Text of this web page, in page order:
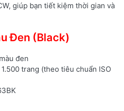
giúp bạn tiết kiệm thời gian và
Đen (Black)
đen
trang (theo tiêu chuẩn ISO